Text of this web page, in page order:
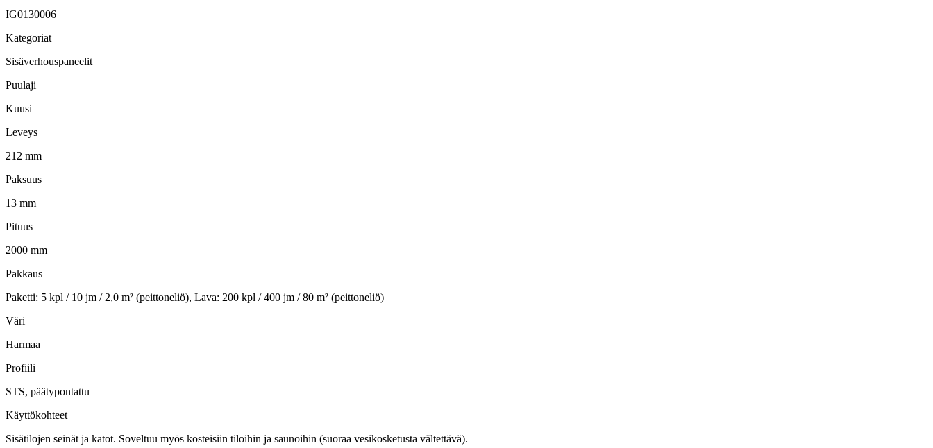
IG0130006
Kategoriat
Sisäverhouspaneelit
Puulaji
Kuusi
Leveys
212 mm
Paksuus
13 mm
Pituus
2000 mm
Pakkaus
Paketti: 5 kpl / 10 jm / 2,0 m² (peittoneliö), Lava: 200 kpl / 400 jm / 80 m² (peittoneliö)
Väri
Harmaa
Profiili
STS, päätypontattu
Käyttökohteet
Sisätilojen seinät ja katot. Soveltuu myös kosteisiin tiloihin ja saunoihin (suoraa vesikosketusta vältettävä).